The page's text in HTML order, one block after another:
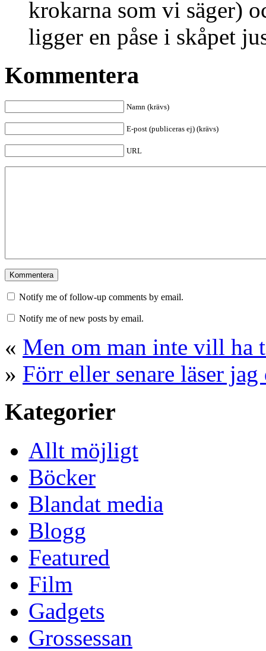
krokarna som vi säger)
ligger en påse i skåpet
Kommentera
Namn (krävs)
E-post (publiceras ej) (krävs)
URL
Notify me of follow-up comments by email.
Notify me of new posts by email.
« Men om man inte vill ha
» Förr eller senare läser jag
Kategorier
Allt möjligt
Böcker
Blandat media
Blogg
Featured
Film
Gadgets
Grossessan